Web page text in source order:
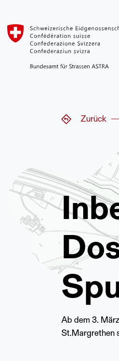
Zurück
Ab dem 3.
St.Margrethen